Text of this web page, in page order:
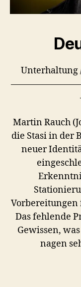
Unterhaltung
Martin Rauch
die Stasi in der
neuer
Vorbereitungen
Das fehlende
Gewissen,
nagen